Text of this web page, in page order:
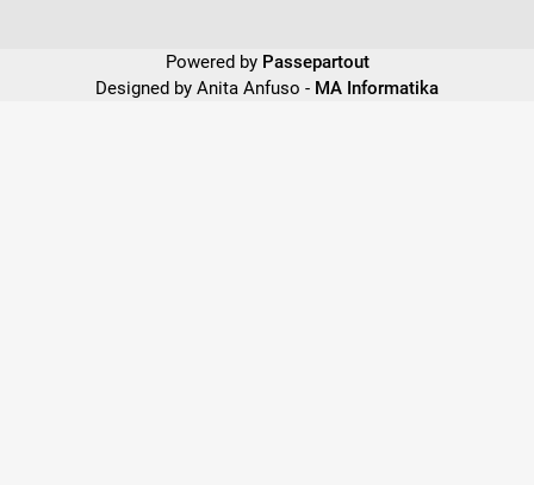
Powered by Passepartout
Designed by Anita Anfuso - MA Informatika